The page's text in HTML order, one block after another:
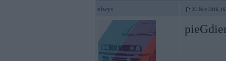
elwys 25. Nov 2016,